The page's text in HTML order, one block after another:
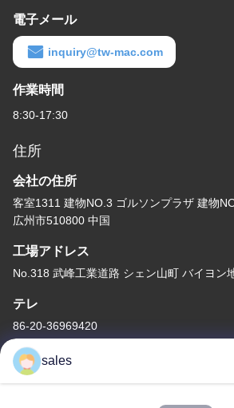
電子メール
inquiry@tw-mac.com
作業時間
8:30-17:30
住所
会社の住所
客室1311 建物NO.3 ゴルソンプラザ 建物
広州市510800 中国
工場アドレス
No.318 武峰工業道路 シェン山町 バイヨン
テレ
86-20-36969420
sales